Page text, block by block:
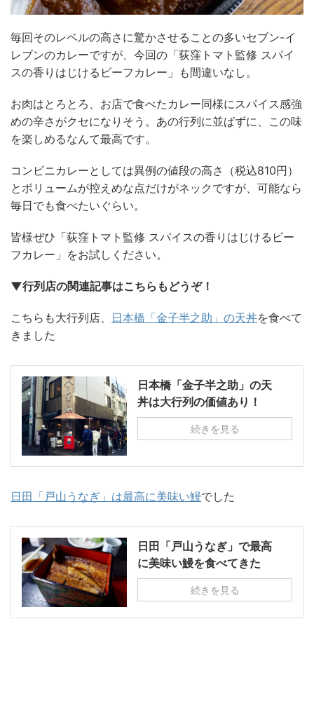
毎回そのレベルの高さに驚かさせることの多いセブン-イ
レブンのカレーですが、今回の「荻窪トマト監修 スパイ
スの香りはじけるビーフカレー」も間違いなし。
お肉はとろとろ、お店で食べたカレー同様にスパイス感強
めの辛さがクセになりそう。あの行列に並ばずに、この味
を楽しめるなんて最高です。
コンビニカレーとしては異例の値段の高さ（税込810円）
とボリュームが控えめな点だけがネックですが、可能なら
毎日でも食べたいぐらい。
皆様ぜひ「荻窪トマト監修 スパイスの香りはじけるビー
フカレー」をお試しください。
▼行列店の関連記事はこちらもどうぞ！
こちらも大行列店、 日本橋「金子半之助」の天丼を食べて
きました
日本橋「金子半之助」の天
丼は大行列の価値あり！
続きを見る
日田「戸山うなぎ」は最高に美味い鰻でした
日田「戸山うなぎ」で最高
に美味い鰻を食べてきた
続きを見る